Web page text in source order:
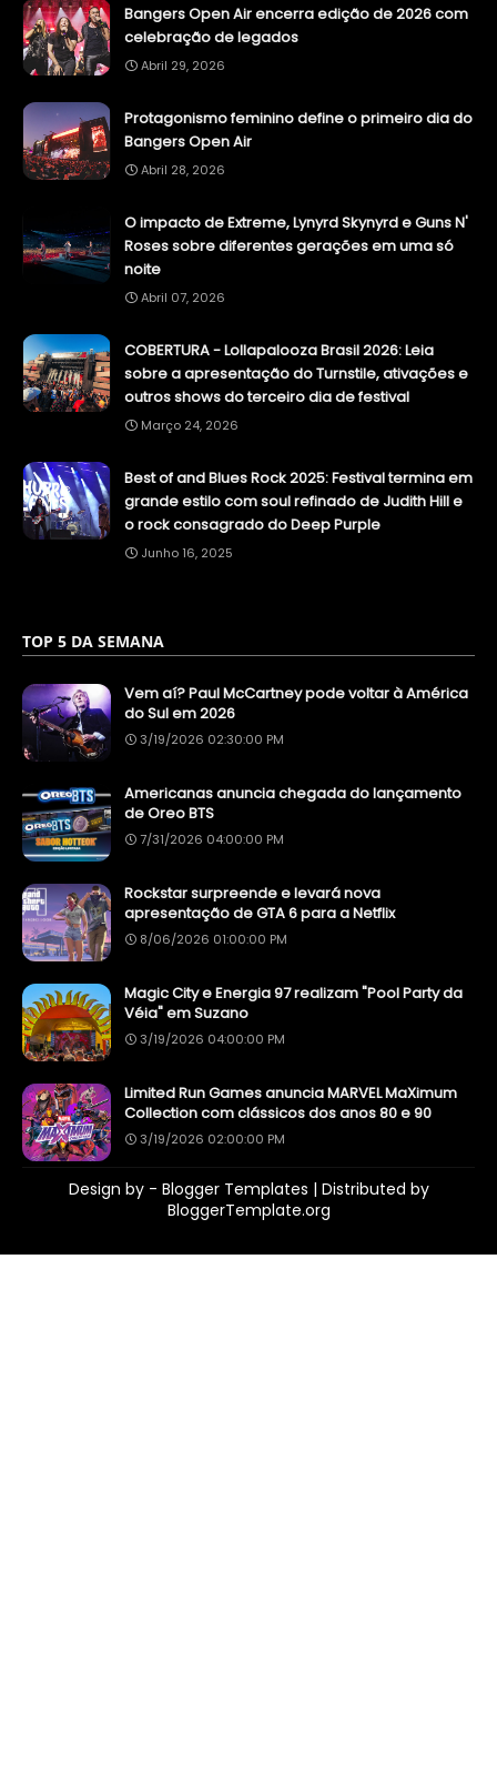
Bangers Open Air encerra edição de 2026 com
celebração de legados
Abril 29, 2026
Protagonismo feminino define o primeiro dia do
Bangers Open Air
Abril 28, 2026
O impacto de Extreme, Lynyrd Skynyrd e Guns N'
Roses sobre diferentes gerações em uma só
noite
Abril 07, 2026
COBERTURA - Lollapalooza Brasil 2026: Leia
sobre a apresentação do Turnstile, ativações e
outros shows do terceiro dia de festival
Março 24, 2026
Best of and Blues Rock 2025: Festival termina em
grande estilo com soul refinado de Judith Hill e
o rock consagrado do Deep Purple
Junho 16, 2025
TOP 5 DA SEMANA
Vem aí? Paul McCartney pode voltar à América
do Sul em 2026
3/19/2026 02:30:00 PM
Americanas anuncia chegada do lançamento
de Oreo BTS
7/31/2026 04:00:00 PM
Rockstar surpreende e levará nova
apresentação de GTA 6 para a Netflix
8/06/2026 01:00:00 PM
Magic City e Energia 97 realizam "Pool Party da
Véia" em Suzano
3/19/2026 04:00:00 PM
Limited Run Games anuncia MARVEL MaXimum
Collection com clássicos dos anos 80 e 90
3/19/2026 02:00:00 PM
Design by - Blogger Templates | Distributed by
BloggerTemplate.org